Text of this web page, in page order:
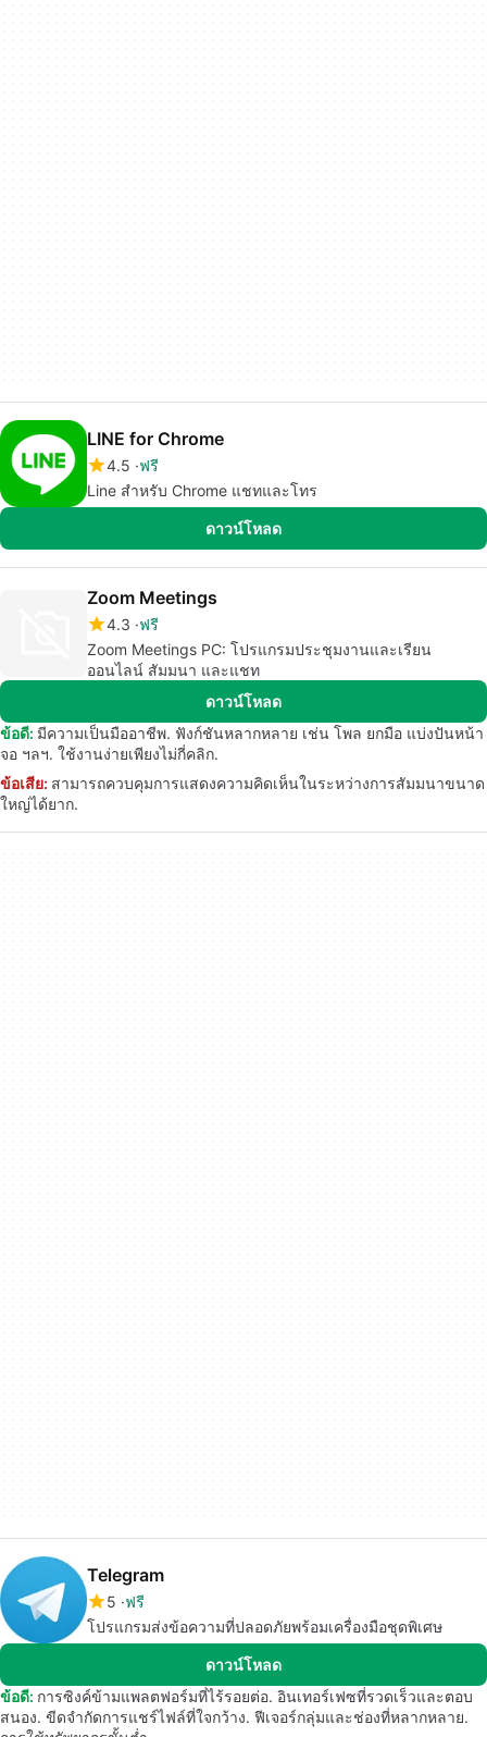
LINE for Chrome
4.5 ฟรี
Line สำหรับ Chrome แชทและโทร
ดาวน์โหลด
Zoom Meetings
4.3 ฟรี
Zoom Meetings PC: โปรแกรมประชุมงานและเรียน
ออนไลน์ สัมมนา และแชท
ดาวน์โหลด
ข้อดี: มีความเป็นมืออาชีพ. ฟังก์ชันหลากหลาย เช่น โพล ยกมือ แบ่งปันหน้า
จอ ฯลฯ. ใช้งานง่ายเพียงไม่กี่คลิก.
ข้อเสีย: สามารถควบคุมการแสดงความคิดเห็นในระหว่างการสัมมนาขนาด
ใหญ่ได้ยาก.
Telegram
5 ฟรี
โปรแกรมส่งข้อความที่ปลอดภัยพร้อมเครื่องมือชุดพิเศษ
ดาวน์โหลด
ข้อดี: การซิงค์ข้ามแพลตฟอร์มที่ไร้รอยต่อ. อินเทอร์เฟซที่รวดเร็วและตอบ
สนอง. ขีดจำกัดการแชร์ไฟล์ที่ใจกว้าง. ฟีเจอร์กลุ่มและช่องที่หลากหลาย.